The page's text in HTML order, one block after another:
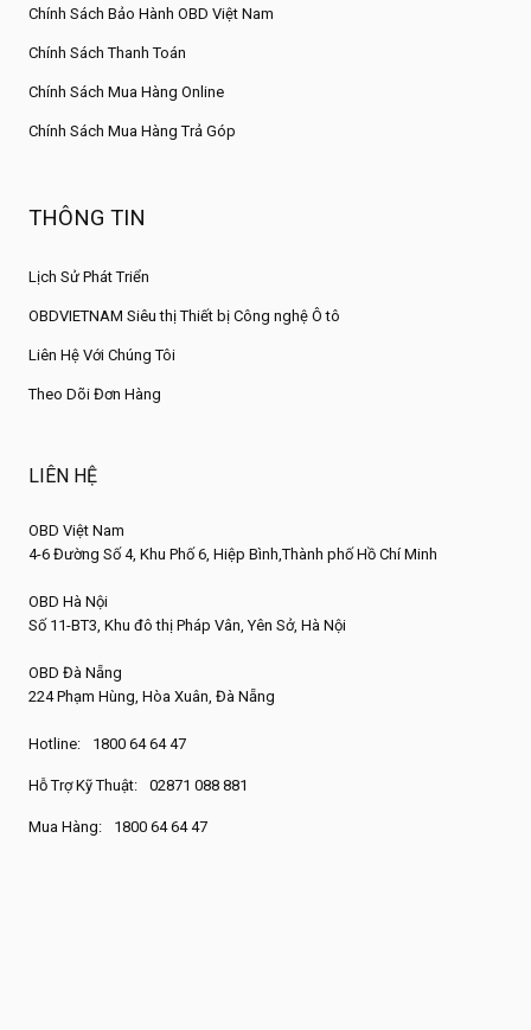
Chính Sách Bảo Hành OBD Việt Nam
Chính Sách Thanh Toán
Chính Sách Mua Hàng Online
Chính Sách Mua Hàng Trả Góp
THÔNG TIN
Lịch Sử Phát Triển
OBDVIETNAM Siêu thị Thiết bị Công nghệ Ô tô
Liên Hệ Với Chúng Tôi
Theo Dõi Đơn Hàng
LIÊN HỆ
OBD Việt Nam
4-6 Đường Số 4, Khu Phố 6, Hiệp Bình,Thành phố Hồ Chí Minh
OBD Hà Nội
Số 11-BT3, Khu đô thị Pháp Vân, Yên Sở, Hà Nội
OBD Đà Nẵng
224 Phạm Hùng, Hòa Xuân, Đà Nẵng
Hotline: 1800 64 64 47
Hỗ Trợ Kỹ Thuật: 02871 088 881
Mua Hàng: 1800 64 64 47